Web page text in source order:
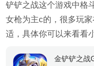
铲铲之战这个游戏中格
女枪为主c的，很多玩
适，具体你可以来看看
金铲铲之战